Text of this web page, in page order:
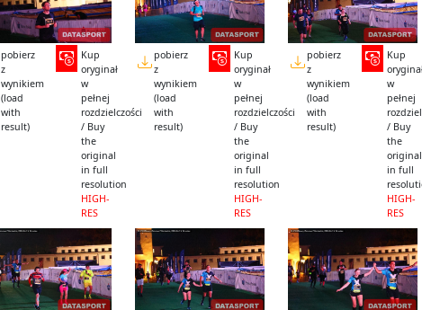
pobierz
z
wynikiem
(load
with
result)
Kup
oryginał
w
pełnej
rozdzielczości
/ Buy
the
original
in full
resolution
HIGH-
RES
pobierz
z
wynikiem
(load
with
result)
Kup
oryginał
w
pełnej
rozdzielczości
/ Buy
the
original
in full
resolution
HIGH-
RES
pobierz
z
wynikiem
(load
with
result)
Kup
w
pełnej
/ Buy
the
original
in full
HIGH-
RES